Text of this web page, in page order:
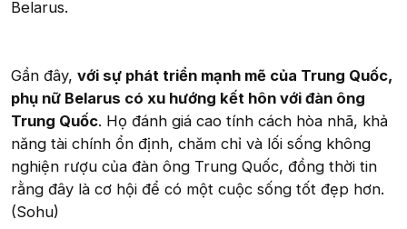
Belarus.
Gần đây, với sự phát triển mạnh mẽ của Trung Quốc,
phụ nữ Belarus có xu hướng kết hôn với đàn ông
Trung Quốc. Họ đánh giá cao tính cách hòa nhã, khả
năng tài chính ổn định, chăm chỉ và lối sống không
nghiện rượu của đàn ông Trung Quốc, đồng thời tin
rằng đây là cơ hội để có một cuộc sống tốt đẹp hơn.
(Sohu)